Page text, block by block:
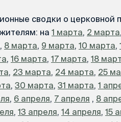
сводки о церковной
на 1 марта, 2 марта
, 8 марта, 9 марта, 10 марта,
, 16 марта, 17 марта, 18
, 23 марта, 24 марта, 25
, 30 марта, 31 марта, 1
, 6 апреля, 7 апреля , 8
, 13 апреля, 14 апреля, 15